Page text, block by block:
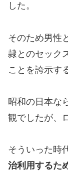
した。
そのため男性
隷とのセック
ことを誇示す
昭和の日本な
観でしたが、
そういった時
治利用するた